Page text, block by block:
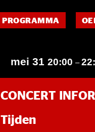
PROGRAMMA
mei 31 20:00 –
CONCERT
Tijden